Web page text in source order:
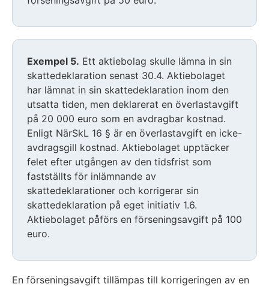
Exempel 5. Ett aktiebolag skulle lämna in sin
skattedeklaration senast 30.4. Aktiebolaget
har lämnat in sin skattedeklaration inom den
utsatta tiden, men deklarerat en överlastavgift
på 20 000 euro som en avdragbar kostnad.
Enligt NärSkL 16 § är en överlastavgift en icke-
avdragsgill kostnad. Aktiebolaget upptäcker
felet efter utgången av den tidsfrist som
fastställts för inlämnande av
skattedeklarationer och korrigerar sin
skattedeklaration på eget initiativ 1.6.
Aktiebolaget påförs en förseningsavgift på 100
euro.
En förseningsavgift tillämpas till korrigeringen av en